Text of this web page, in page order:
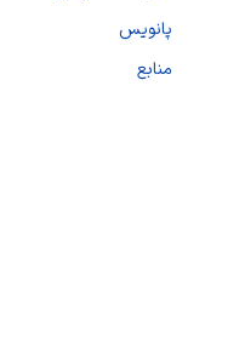
پانویس
منابع